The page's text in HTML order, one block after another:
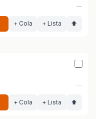
—
+ Cola + Lista ⬆
—
+ Cola + Lista ⬆